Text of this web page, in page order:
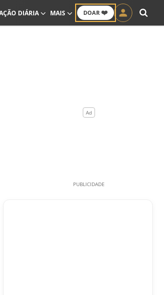
DOAR ❤️
DIÁRIA MAIS